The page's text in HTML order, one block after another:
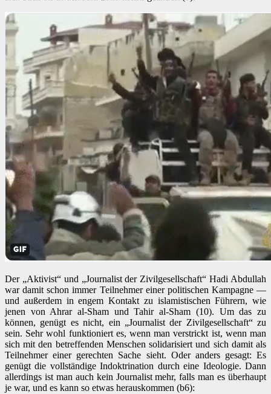
Der „Aktivist“ und „Journalist der Zivilgesellschaft“ Hadi Abdullah
war damit schon immer Teilnehmer einer politischen Kampagne —
und außerdem in engem Kontakt zu islamistischen Führern, wie
jenen von Ahrar al-Sham und Tahir al-Sham (10). Um das zu
können, genügt es nicht, ein „Journalist der Zivilgesellschaft“ zu
sein. Sehr wohl funktioniert es, wenn man verstrickt ist, wenn man
sich mit den betreffenden Menschen solidarisiert und sich damit als
Teilnehmer einer gerechten Sache sieht. Oder anders gesagt: Es
genügt die vollständige Indoktrination durch eine Ideologie. Dann
allerdings ist man auch kein Journalist mehr, falls man es überhaupt
je war, und es kann so etwas herauskommen (b6):